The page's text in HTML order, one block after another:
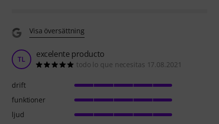
Visa översättning
TL excelente producto
todo lo que necesitas 17.08.2021
drift
funktioner
ljud